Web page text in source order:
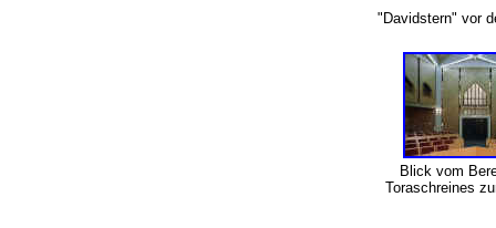
"Davidstern" vor
Blick vom
Toraschreines